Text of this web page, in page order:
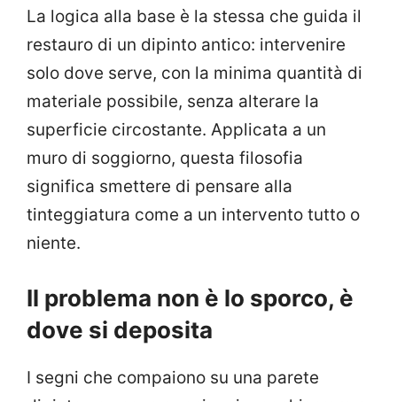
La logica alla base è la stessa che guida il
restauro di un dipinto antico: intervenire
solo dove serve, con la minima quantità di
materiale possibile, senza alterare la
superficie circostante. Applicata a un
muro di soggiorno, questa filosofia
significa smettere di pensare alla
tinteggiatura come a un intervento tutto o
niente.
Il problema non è lo sporco, è
dove si deposita
I segni che compaiono su una parete